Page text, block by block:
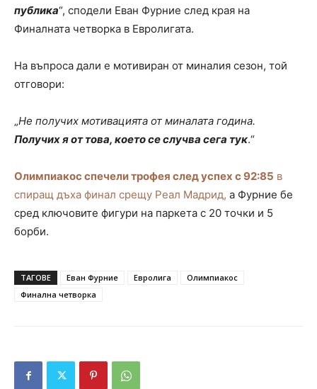
публика“, сподели Еван Фурние след края на
Финалната четворка в Евролигата.
На въпроса дали е мотивиран от миналия сезон, той
отговори:
„Не получих мотивацията от миналата година.
Получих я от това, което се случва сега тук.“
Олимпиакос спечели трофея след успех с 92:85 в
спиращ дъха финал срещу Реал Мадрид, а Фурние бе
сред ключовите фигури на паркета с 20 точки и 5
борби.
ТАГОВЕ Еван Фурние Евролига
Олимпиакос
Финална четворка